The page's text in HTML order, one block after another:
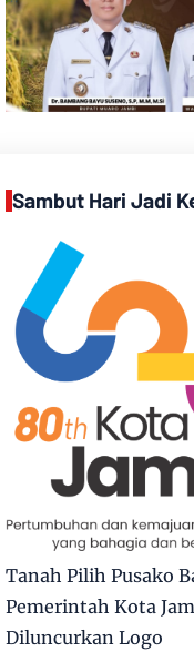
Sambut Hari Jadi
Tanah Pilih Pusako
Pemerintah Kota
Diluncurkan Logo